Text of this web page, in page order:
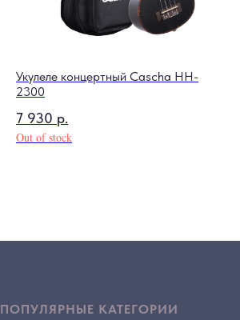
Укулеле концертный Cascha HH-
2300
7 930 р.
Out of stock
ПОПУЛЯРНЫЕ КАТЕГОРИИ